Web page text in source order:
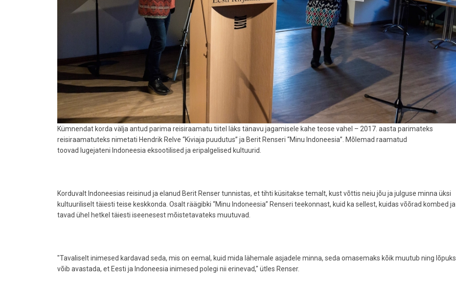
Kümnendat korda välja antud parima reisiraamatu tiitel läks tänavu jagamisele kahe teose vahel – 2017. aasta parimateks
reisiraamatuteks nimetati Hendrik Relve “Kiviaja puudutus” ja Berit Renseri “Minu Indoneesia”. Mõlemad raamatud
toovad lugejateni Indoneesia eksootilised ja eripalgelised kultuurid.
Korduvalt Indoneesias reisinud ja elanud Berit Renser tunnistas, et tihti küsitakse temalt, kust võttis neiu jõu ja julguse minna üksi
kultuuriliselt täiesti teise keskkonda. Osalt räägibki “Minu Indoneesia” Renseri teekonnast, kuid ka sellest, kuidas võõrad kombed ja
tavad ühel hetkel täiesti iseenesest mõistetavateks muutuvad.
"Tavaliselt inimesed kardavad seda, mis on eemal, kuid mida lähemale asjadele minna, seda omasemaks kõik muutub ning lõpuks
võib avastada, et Eesti ja Indoneesia inimesed polegi nii erinevad," ütles Renser.